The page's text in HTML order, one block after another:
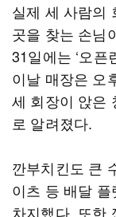
실제 세 사람의
곳을 찾는 손님
31일에는 ‘오픈
이날 매장은 오
세 회장이 앉은
로 알려졌다.
깐부치킨도 큰
이츠 등 배달
차지했다. 또한